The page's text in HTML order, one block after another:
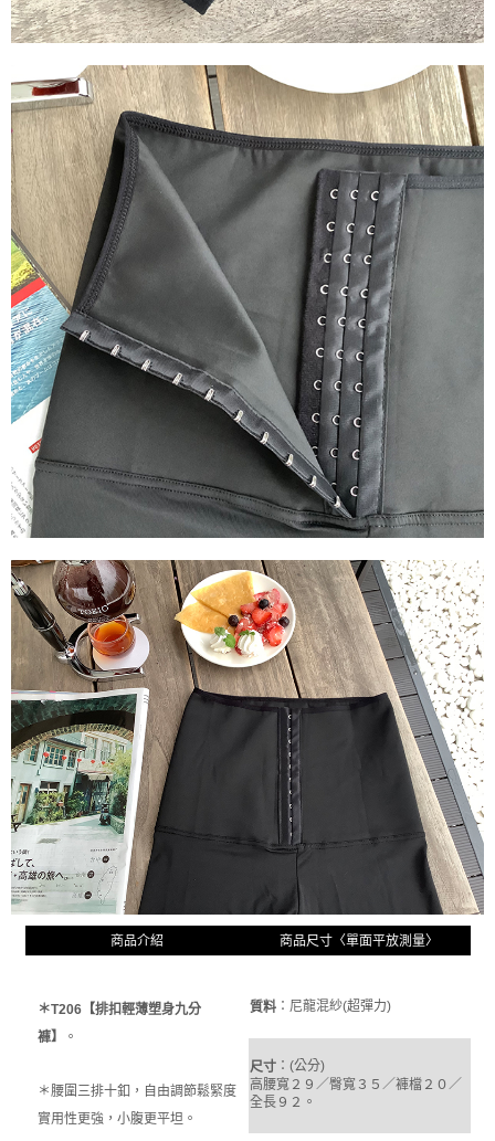
商品介紹 商品尺寸〈單面平放測量〉
＊T206【排扣輕薄塑身九分
褲】
。
＊腰圍三排十釦，自由調節鬆緊度
實用性更強，小腹更平坦 。
質料：尼龍混紗(超彈力)
尺寸：(公分)
高腰寬２９／臀寬３５／褲檔２０／
全長９２。